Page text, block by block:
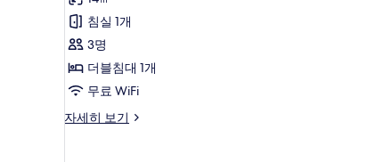
진
모
두
보
기
개,
금
연
자
세
히
룸,
흡
연
사
모
침실 1개
3명
더블침대 1개
무료 WiFi
자세히 보기
더